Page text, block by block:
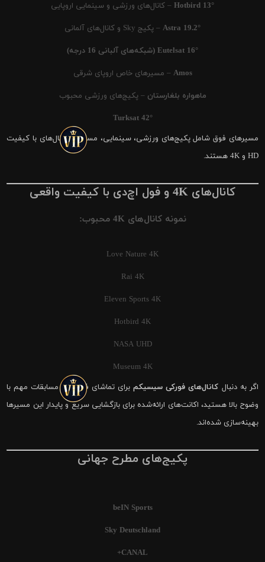
Hotbird 13° – کانال‌های ورزشی و سینمایی اروپایی
Astra 19.2° – پکیج Sky و کانال‌های آلمانی
Eutelsat 16° (شبکه‌های آلبانی 16 درجه)
Amos – مسیرهای خاص اروپای شرقی
ماهواره بلغارستان – پکیج‌های ورزشی محبوب
Turksat 42°
مسیرهای فوق شامل پکیج‌های ورزشی، سینمایی، مستند و کانال‌های با کیفیت
HD و 4K هستند.
کانال‌های 4K و فول اچ‌دی با کیفیت واقعی
نمونه کانال‌های 4K محبوب:
Love Nature 4K
Rai 4K
Eleven Sports 4K
Hotbird 4K
NASA UHD
Museum 4K
اگر به دنبال کانال‌های فورکی سیسیکمبرای تماشای فوتبال و مسابقات مهم با
وضوح بالا هستید، اکانت‌های ارائه‌شده برای بازگشایی سریع و پایدار این مسیرها
بهینه‌سازی شده‌اند.
پکیج‌های مطرح جهانی
beIN Sports
Sky Deutschland
CANAL+